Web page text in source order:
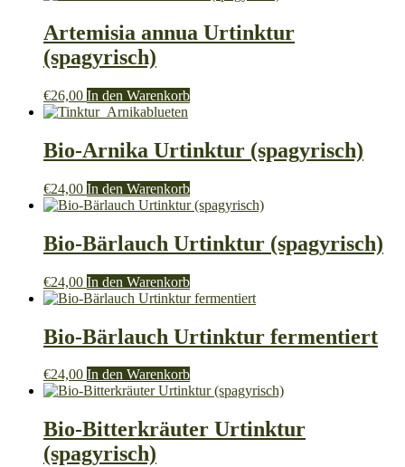
Artemisia annua Urtinktur
(spagyrisch)
€26,00 In den Warenkorb
Bio-Arnika Urtinktur (spagyrisch)
€24,00 In den Warenkorb
Bio-Bärlauch Urtinktur (spagyrisch)
€24,00 In den Warenkorb
Bio-Bärlauch Urtinktur fermentiert
€24,00 In den Warenkorb
Bio-Bitterkräuter Urtinktur
(spagyrisch)